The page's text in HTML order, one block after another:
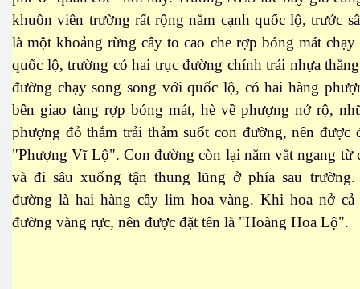
khuôn viên trường rất rộng nằm cạnh quốc lộ, trước
là một khoảng rừng cây to cao che rợp bóng mát chạy
quốc lộ, trường có hai trục đường chính trải nhựa
đường chạy song song với quốc lộ, có hai hàng
bên giao tàng rợp bóng mát, hè về phượng nở rộ,
phượng đỏ thắm trải thảm suốt con đường, nên được
"Phượng Vĩ Lộ". Con đường còn lại nằm vắt ngang từ
và đi sâu xuống tận thung lũng ở phía sau trường.
đường là hai hàng cây lim hoa vàng. Khi hoa nở cả
đường vàng rực, nên được đặt tên là "Hoàng Hoa Lộ".